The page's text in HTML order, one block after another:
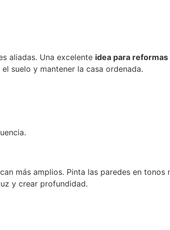
aliadas. Una excelente idea para reformas
suelo y mantener la casa ordenada.
más amplios. Pinta las paredes en
y crear profundidad.